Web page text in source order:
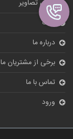
گالری تصاویر
بلاگ
درباره ما
برخی از مشتریان ما
تماس با ما
ورود